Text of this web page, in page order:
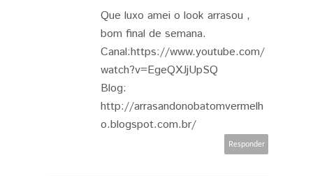
Que luxo amei o look arrasou ,
bom final de semana.
Canal:https://www.youtube.com/
watch?v=EgeQXJjUpSQ
Blog:
http://arrasandonobatomvermelh
o.blogspot.com.br/
Responder